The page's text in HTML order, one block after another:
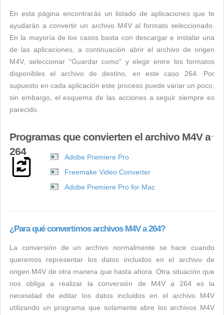
En esta página encontrarás un listado de aplicaciones que te
ayudarán a convertir un archivo M4V al formato seleccionado.
En la mayoría de los casos basta con descargar e instalar una
de las aplicaciones, a continuación abrir el archivo de origen
M4V, seleccionar "Guardar como" y elegir entre los formatos
disponibles el archivo de destino, en este caso 264. Por
supuesto en cada aplicación este proceso puede variar un poco,
sin embargo, el esquema de las acciones a seguir siempre es
parecido.
Programas que convierten el archivo M4V a
264
Adobe Premiere Pro
Freemake Video Converter
Adobe Premiere Pro for Mac
¿Para qué convertimos archivos M4V a 264?
La conversión de un archivo normalmente se hace cuando
queremos representar los datos incluidos en el archivo de
origen M4V de otra manera que hasta ahora. Otra situación que
nos obliga a realizar la conversión de M4V a 264 es la
necesidad de editar los datos incluidos en el archivo M4V
utilizando un programa que solamente abre los archivos M4V